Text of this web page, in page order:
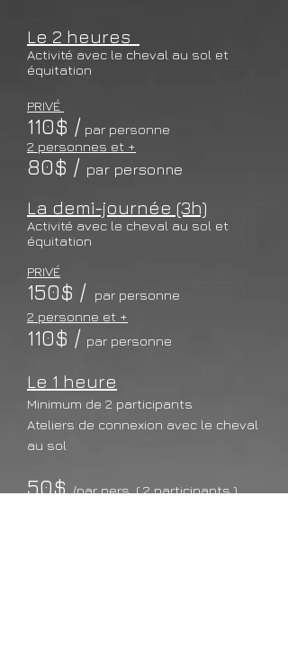
Le 2 heures
Activité avec le cheval au sol et
équitation
PRIVÉ
110$ / par personne
2 personnes et +
80$ / par personne
La demi-journée (3h)
Activité avec le cheval au sol et
équitation
PRIVÉ
150$ / par personne
2 personne et +
110$ / par personne
Le 1 heure
Minimum de 2 participants
Ateliers de connexion avec le cheval
au sol
50$/par pers. ( 2 participants )